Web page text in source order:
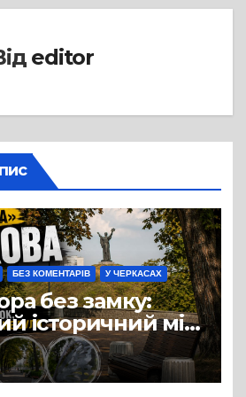
editor
БЕЗ КОМЕНТАРІВ У ЧЕРКАСАХ
без замку:
історичний міф